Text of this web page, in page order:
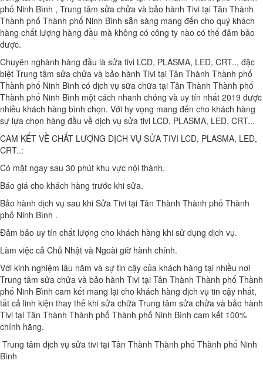
phố Ninh Bình , Trung tâm sửa chửa và bảo hành Tivi tại Tân Thành
Thành phố Thành phố Ninh Bình sẵn sàng mang đến cho quý khách
hàng chất lượng hàng đầu mà không có công ty nào có thể đảm bảo
được.
Chuyên nghành hàng đầu là sửa tivi LCD, PLASMA, LED, CRT.., đặc
biệt Trung tâm sửa chửa và bảo hành Tivi tại Tân Thành Thành phố
Thành phố Ninh Bình có dịch vụ sữa chữa tại Tân Thành Thành phố
Thành phố Ninh Bình một cách nhanh chóng và uy tín nhất 2019 được
nhiều khách hàng bình chọn. Với hy vọng mang đến cho khách hàng
sự lựa chọn hàng đầu về dịch vụ sửa tivi LCD, PLASMA, LED, CRT...
CAM KẾT VỀ CHẤT LƯỢNG DỊCH VỤ SỬA TIVI LCD, PLASMA, LED,
CRT..:
Có mặt ngay sau 30 phút khu vực nội thành.
Báo giá cho khách hàng trước khi sửa.
Bảo hành dịch vụ sau khi Sửa Tivi tại Tân Thành Thành phố Thành
phố Ninh Bình .
Đảm bảo uy tín chất lượng cho khách hàng khi sử dụng dịch vụ.
Làm việc cả Chủ Nhật và Ngoài giờ hành chính.
Với kinh nghiệm lâu năm và sự tin cậy của khách hàng tại nhiều nơi
Trung tâm sửa chửa và bảo hành Tivi tại Tân Thành Thành phố Thành
phố Ninh Bình cam kết mang lại cho khách hàng dịch vụ tin cậy nhất,
tất cả linh kiện thay thế khi sửa chữa Trung tâm sửa chửa và bảo hành
Tivi tại Tân Thành Thành phố Thành phố Ninh Bình cam kết 100%
chính hãng.
Trung tâm dịch vụ sửa tivi tại Tân Thành Thành phố Thành phố Ninh
Bình